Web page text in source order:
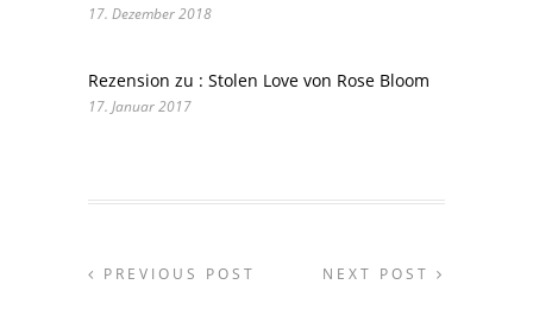
17. Dezember 2018
Rezension zu : Stolen Love von Rose Bloom
17. Januar 2017
PREVIOUS POST NEXT POST